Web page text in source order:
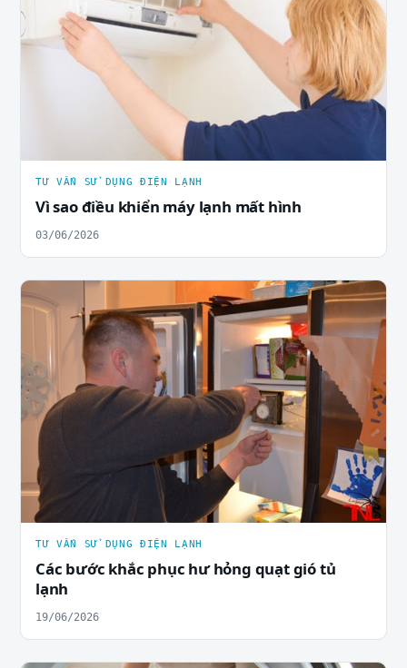
TƯ VẤN SỬ DỤNG ĐIỆN LẠNH
Vì sao điều khiển máy lạnh mất hình
03/06/2026
TƯ VẤN SỬ DỤNG ĐIỆN LẠNH
Các bước khắc phục hư hỏng quạt gió tủ
lạnh
19/06/2026